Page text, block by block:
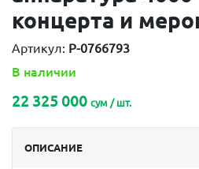
концерта и
Артикул: P-0766793
В наличии
22 325 000 сум / шт.
ОПИСАНИЕ